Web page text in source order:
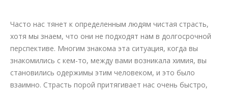
Часто нас тянет к определенным людям чистая страсть,
хотя мы знаем, что они не подходят нам в долгосрочной
перспективе. Многим знакома эта ситуация, когда вы
знакомились с кем-то, между вами возникала химия, вы
становились одержимы этим человеком, и это было
взаимно. Страсть порой притягивает нас очень быстро,